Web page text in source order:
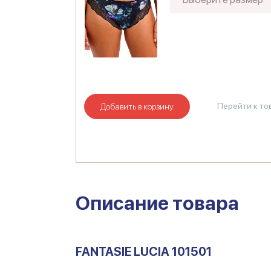
Добавить в корзину Перейти к
Описание товара
FANTASIE LUCIA 101501